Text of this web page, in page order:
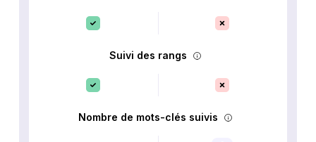
Suivi des rangs
Nombre de mots-clés suivis